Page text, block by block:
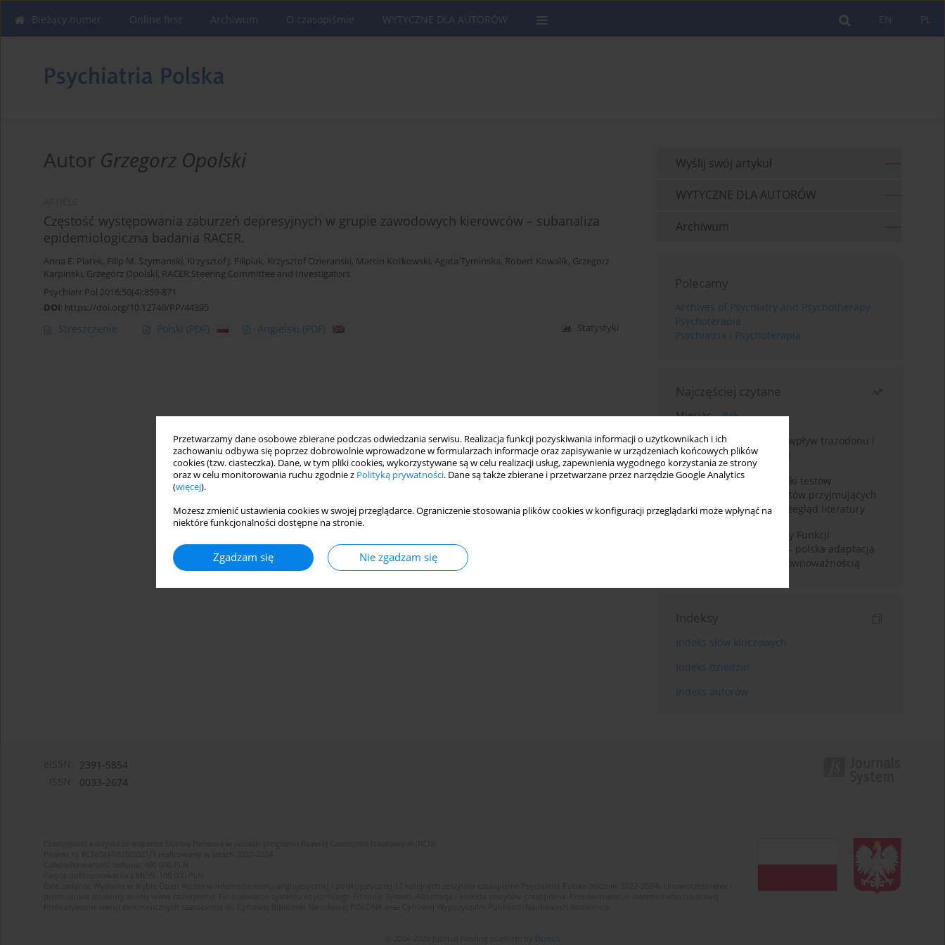
Przetwarzamy dane osobowe zbierane podczas odwiedzania serwisu. Realizacja funkcji pozyskiwania informacji o użytkownikach i ich
zachowaniu odbywa się poprzez dobrowolnie wprowadzone w formularzach informacje oraz zapisywanie w urządzeniach końcowych plików
cookies (tzw. ciasteczka). Dane, w tym pliki cookies, wykorzystywane są w celu realizacji usług, zapewnienia wygodnego korzystania ze strony
oraz w celu monitorowania ruchu zgodnie z Polityką prywatności. Dane są także zbierane i przetwarzane przez narzędzie Google Analytics
(więcej).
Możesz zmienić ustawienia cookies w swojej przeglądarce. Ograniczenie stosowania plików cookies w konfiguracji przeglądarki może wpłynąć na
niektóre funkcjonalności dostępne na stronie.
Zgadzam się Nie zgadzam się
PL
EN
Bieżący numer Online first Archiwum O czasopiśmie WYTYCZNE DLA AUTORÓW
Autor Grzegorz Opolski
Częstość występowania zaburzeń depresyjnych w grupie zawodowych kierowców – subanaliza
epidemiologiczna badania RACER.
Anna E. Platek, Filip M. Szymanski, Krzysztof J. Filipiak, Krzysztof Ozieranski, Marcin Kotkowski, Agata Tyminska, Robert Kowalik, Grzegorz
Karpinski, Grzegorz Opolski, RACER Steering Committee and Investigators
Psychiatr Pol 2016;50(4):859-871
DOI: https://doi.org/10.12740/PP/44395
Streszczenie Polski (PDF) Angielski (PDF) Statystyki
Wyślij swój artykuł
WYTYCZNE DLA AUTORÓW
Archiwum
Polecamy
Archives of Psychiatry and Psychotherapy
Psychoterapia
Psychiatria i Psychoterapia
Najczęściej czytane
Miesiąc
Rok
Leczenie bezsenności – wpływ trazodonu i
leków nasennych na sen
Fałszywie dodatnie wyniki testów
narkotykowych u pacjentów przyjmujących
leki psychotropowe – przegląd literatury
Montrealska Skala Oceny Funkcji
Poznawczych MoCA 7.2.– polska adaptacja
metody i badania nad równoważnością
Indeksy
Indeks słów kluczowych
Indeks dziedzin
Indeks autorów
2391-5854
0033-2674
Bentus